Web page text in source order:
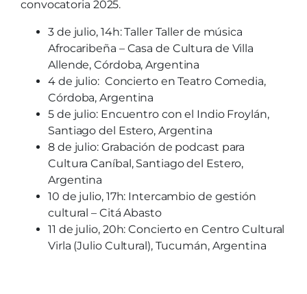
convocatoria 2025.
3 de julio, 14h: Taller Taller de música
Afrocaribeña – Casa de Cultura de Villa
Allende, Córdoba, Argentina
4 de julio: Concierto en Teatro Comedia,
Córdoba, Argentina
5 de julio: Encuentro con el Indio Froylán,
Santiago del Estero, Argentina
8 de julio: Grabación de podcast para
Cultura Caníbal, Santiago del Estero,
Argentina
10 de julio, 17h: Intercambio de gestión
cultural – Citá Abasto
11 de julio, 20h: Concierto en Centro Cultural
Virla (Julio Cultural), Tucumán, Argentina